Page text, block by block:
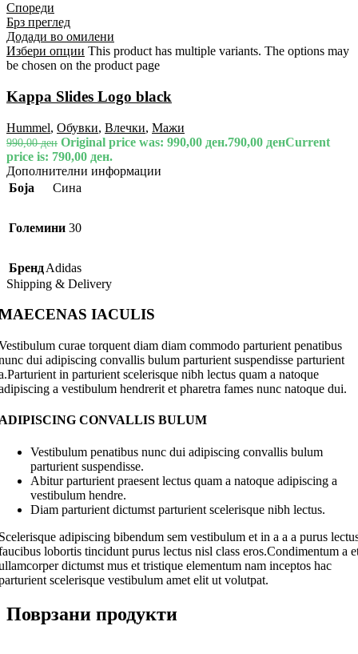
Спореди
Брз преглед
Додади во омилени
Избери опции This product has multiple variants. The options may
be chosen on the product page
Kappa Slides Logo black
Hummel, Обувки, Влечки, Мажи
990,00ден Original price was: 990,00 ден.790,00 денCurrent
price is: 790,00 ден.
Дополнителни информации
Боја
Сина
Големини 30
БрендAdidas
Shipping & Delivery
IACULIS
curae torquent diam diam commodo parturient penatibus
dui adipiscing convallis bulum parturient suspendisse parturient
in parturient scelerisque nibh lectus quam a natoque
a vestibulum hendrerit et pharetra fames nunc natoque dui.
CONVALLIS BULUM
Vestibulum penatibus nunc dui adipiscing convallis bulum
parturient suspendisse.
Abitur parturient praesent lectus quam a natoque adipiscing a
vestibulum hendre.
Diam parturient dictumst parturient scelerisque nibh lectus.
adipiscing bibendum sem vestibulum et in a a a purus
lobortis tincidunt purus lectus nisl class eros.Condimentum a
dictumst mus et tristique elementum nam inceptos hac
scelerisque vestibulum amet elit ut volutpat.
Поврзани продукти